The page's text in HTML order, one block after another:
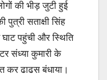
की भीड़ जुटी हुई
पुत्री सताक्षी सिंह
घाट पहुंची और स्थिति
संध्या कुमारी के
कर ढाढस बंधाया।